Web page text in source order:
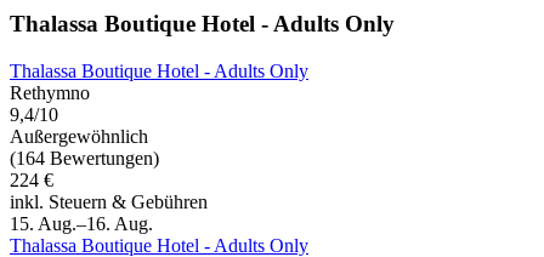
Thalassa Boutique Hotel - Adults Only
Thalassa Boutique Hotel - Adults Only
Rethymno
9,4/10
Außergewöhnlich
(164 Bewertungen)
224 €
inkl. Steuern & Gebühren
15. Aug.–16. Aug.
Thalassa Boutique Hotel - Adults Only